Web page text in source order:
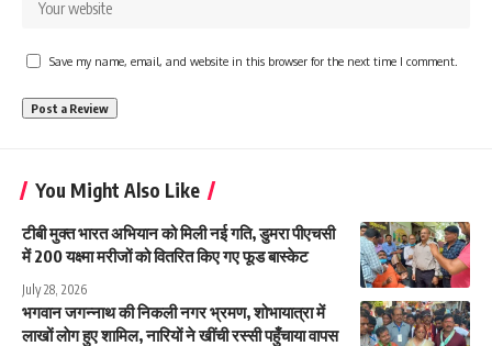
Save my name, email, and website in this browser for the next time I comment.
You Might Also Like
टीबी मुक्त भारत अभियान को मिली नई गति, डुमरा पीएचसी
में 200 यक्ष्मा मरीजों को वितरित किए गए फूड बास्केट
July 28, 2026
भगवान जगन्नाथ की निकली नगर भ्रमण, शोभायात्रा में
लाखों लाेग हुए शामिल, नारियों ने खींची रस्सी पहुँचाया वापस